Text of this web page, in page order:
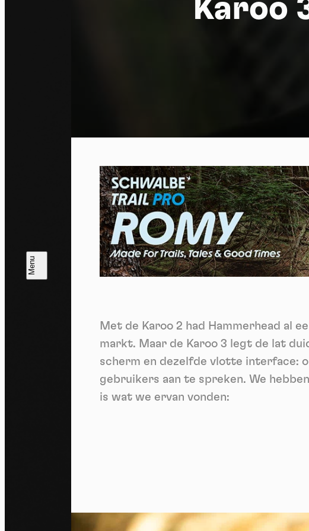
Karoo
Met de Karoo 2 had Hammerhead al
markt. Maar de Karoo 3 legt de lat
scherm en dezelfde vlotte interface:
gebruikers aan te spreken. We
is wat we ervan vonden:
Ik ga akkoord
Privacy policy
Allow all cookies
Allow